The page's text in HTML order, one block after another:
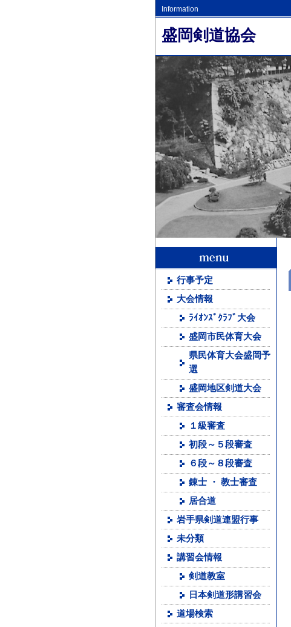
Information
盛岡剣道協会
行事予定
大会情報
ﾗｲｵﾝｽﾞｸﾗﾌﾞ大会
盛岡市民体育大会
県民体育大会盛岡予
選
盛岡地区剣道大会
審査会情報
１級審査
初段～５段審査
６段～８段審査
錬士 ・ 教士審査
居合道
岩手県剣道連盟行事
未分類
講習会情報
剣道教室
日本剣道形講習会
道場検索